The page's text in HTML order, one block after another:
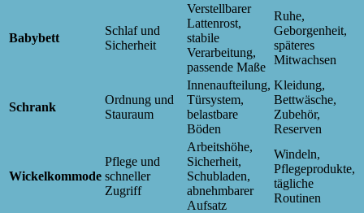
Babybett
Schlaf und
Sicherheit
Verstellbarer
Lattenrost,
stabile
Verarbeitung,
passende Maße
Ruhe,
Geborgenheit,
späteres
Mitwachsen
Schrank
Ordnung und
Stauraum
Innenaufteilung,
Türsystem,
belastbare
Böden
Kleidung,
Bettwäsche,
Zubehör,
Reserven
Wickelkommode
Pflege und
schneller
Zugriff
Arbeitshöhe,
Sicherheit,
Schubladen,
abnehmbarer
Aufsatz
Windeln,
Pflegeprodukte,
tägliche
Routinen